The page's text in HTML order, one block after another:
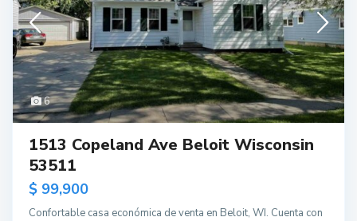
6
1513 Copeland Ave Beloit Wisconsin
53511
$ 99,900
Confortable casa económica de venta en Beloit, WI. Cuenta con